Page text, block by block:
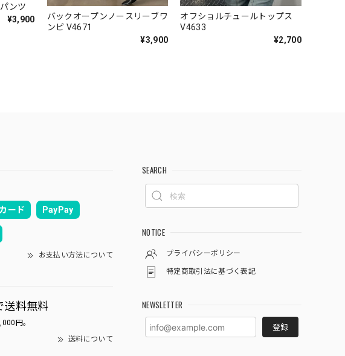
ンツ
¥3,900
バックオープンノースリーブワ
ンピ V4671
¥3,900
オフショルチュールトップス
V4633
¥2,700
ード PayPay
お支払い方法について
送料無料
円。
送料について
SEARCH
NOTICE
プライバシーポリシー
特定商取引法に基づく表記
NEWSLETTER
登録